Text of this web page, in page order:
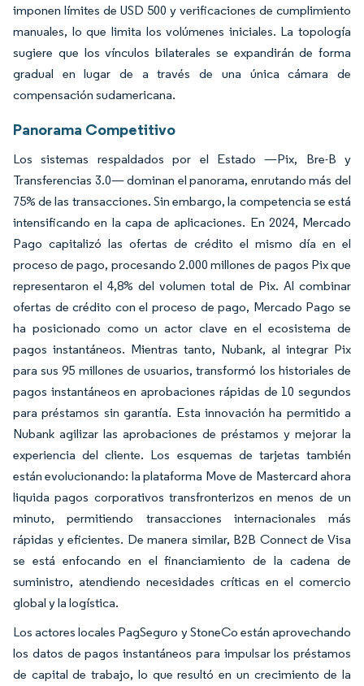
imponen límites de USD 500 y verificaciones de cumplimiento
manuales, lo que limita los volúmenes iniciales. La topología
sugiere que los vínculos bilaterales se expandirán de forma
gradual en lugar de a través de una única cámara de
compensación sudamericana.
Panorama Competitivo
Los sistemas respaldados por el Estado —Pix, Bre-B y
Transferencias 3.0— dominan el panorama, enrutando más del
75% de las transacciones. Sin embargo, la competencia se está
intensificando en la capa de aplicaciones. En 2024, Mercado
Pago capitalizó las ofertas de crédito el mismo día en el
proceso de pago, procesando 2.000 millones de pagos Pix que
representaron el 4,8% del volumen total de Pix. Al combinar
ofertas de crédito con el proceso de pago, Mercado Pago se
ha posicionado como un actor clave en el ecosistema de
pagos instantáneos. Mientras tanto, Nubank, al integrar Pix
para sus 95 millones de usuarios, transformó los historiales de
pagos instantáneos en aprobaciones rápidas de 10 segundos
para préstamos sin garantía. Esta innovación ha permitido a
Nubank agilizar las aprobaciones de préstamos y mejorar la
experiencia del cliente. Los esquemas de tarjetas también
están evolucionando: la plataforma Move de Mastercard ahora
liquida pagos corporativos transfronterizos en menos de un
minuto, permitiendo transacciones internacionales más
rápidas y eficientes. De manera similar, B2B Connect de Visa
se está enfocando en el financiamiento de la cadena de
suministro, atendiendo necesidades críticas en el comercio
global y la logística.
Los actores locales PagSeguro y StoneCo están aprovechando
los datos de pagos instantáneos para impulsar los préstamos
de capital de trabajo, lo que resultó en un crecimiento de la